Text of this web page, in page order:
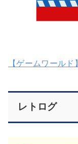
【ゲームワール
レトログ